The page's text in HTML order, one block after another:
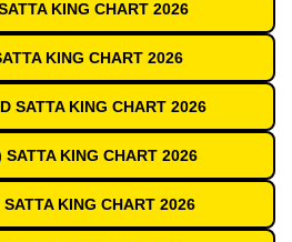
KING CHART 2026
KING CHART 2026
SATTA KING CHART 2026
SATTA KING CHART 2026
KING CHART 2026